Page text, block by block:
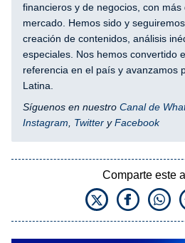
financieros y de negocios, con
mercado. Hemos sido y
creación de contenidos, análisis
especiales. Nos hemos convertido
referencia en el país y avanzamos
Latina.
Síguenos en nuestro Canal de
Instagram
Twitter yFacebook
Comparte este